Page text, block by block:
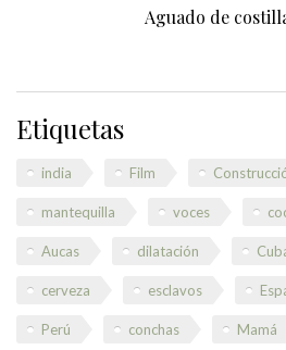
Aguado de
Etiquetas
india Film
mantequilla voces
Aucas dilatación
cerveza esclavos
Perú conchas Mamá